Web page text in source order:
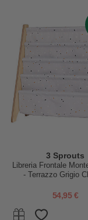
3 Sprouts
Libreria Frontale
- Terrazzo Grigio
x25,4 cm
54,95 €